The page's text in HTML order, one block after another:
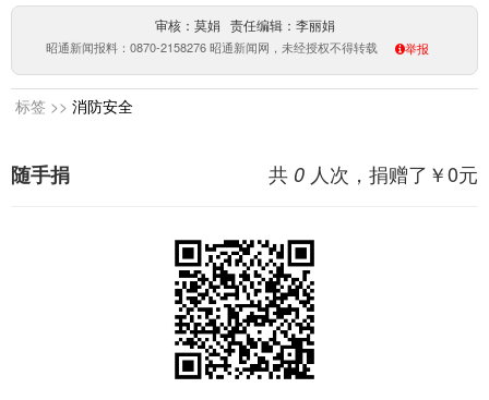
审核：莫娟 责任编辑：李丽娟
昭通新闻报料：0870-2158276 昭通新闻网，未经授权不得转载 举报
标签 >> 消防安全
共 0 人次，捐赠了￥0元
随手捐